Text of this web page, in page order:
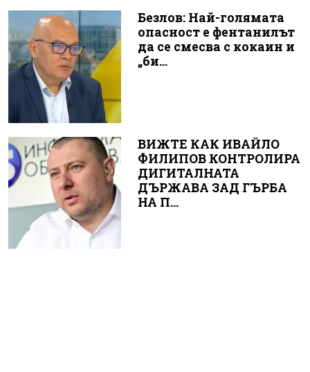
Безлов: Най-голямата
опасност е фентанилът
да се смесва с кокаин и
„би...
ВИЖТЕ КАК ИВАЙЛО
ФИЛИПОВ КОНТРОЛИРА
ДИГИТАЛНАТА
ДЪРЖАВА ЗАД ГЪРБА
НА П...